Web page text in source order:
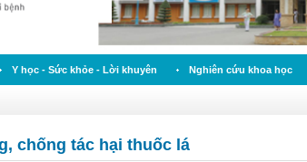
Y học - Sức khỏe - Lời khuyên Nghiên cứu khoa học
chống tác hại thuốc lá